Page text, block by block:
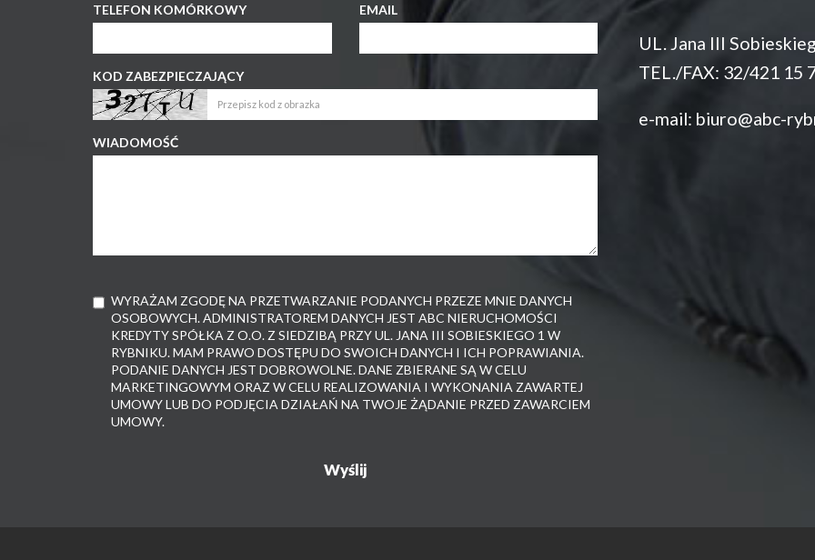
TELEFON KOMÓRKOWY EMAIL
KOD ZABEZPIECZAJĄCY
WIADOMOŚĆ
WYRAŻAM ZGODĘ NA PRZETWARZANIE PODANYCH PRZEZE MNIE DANYCH
OSOBOWYCH. ADMINISTRATOREM DANYCH JEST ABC NIERUCHOMOŚCI
KREDYTY SPÓŁKA Z O.O. Z SIEDZIBĄ PRZY UL. JANA III SOBIESKIEGO 1 W
RYBNIKU. MAM PRAWO DOSTĘPU DO SWOICH DANYCH I ICH POPRAWIANIA.
PODANIE DANYCH JEST DOBROWOLNE. DANE ZBIERANE SĄ W CELU
MARKETINGOWYM ORAZ W CELU REALIZOWANIA I WYKONANIA ZAWARTEJ
UMOWY LUB DO PODJĘCIA DZIAŁAŃ NA TWOJE ŻĄDANIE PRZED ZAWARCIEM
UMOWY.
UL. Jana III
TEL./FAX: 32/421 15
e-mail: biuro@abc-